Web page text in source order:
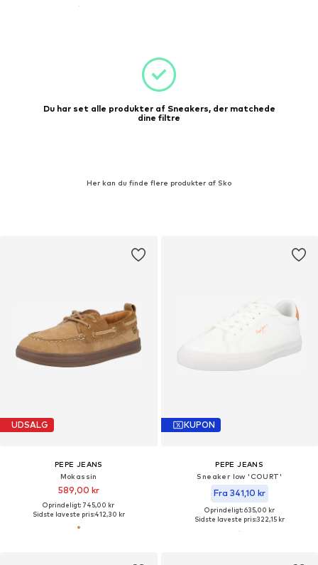
Du har set alle produkter af Sneakers, der matchede
dine filtre
Her kan du finde flere produkter af Sko
UDSALG
PEPE JEANS
Mokassin
589,00 kr
Oprindeligt: 745,00 kr
Sidste laveste pris:412,30 kr
KUPON
PEPE JEANS
Sneaker low 'COURT'
Fra 341,10 kr
Oprindeligt: 635,00 kr
Sidste laveste pris:322,15 kr